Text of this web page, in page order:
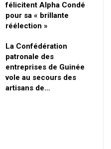
félicitent Alpha Condé
pour sa « brillante
réélection »
La Confédération
patronale des
entreprises de Guinée
vole au secours des
artisans de…